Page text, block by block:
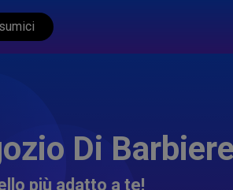
Di Barbiere
più adatto a te!